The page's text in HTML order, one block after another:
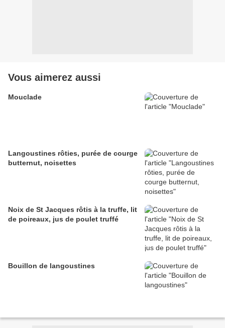
Vous aimerez aussi
Mouclade
Langoustines rôties, purée de courge
butternut, noisettes
Noix de St Jacques rôtis à la truffe, lit
de poireaux, jus de poulet truffé
Bouillon de langoustines